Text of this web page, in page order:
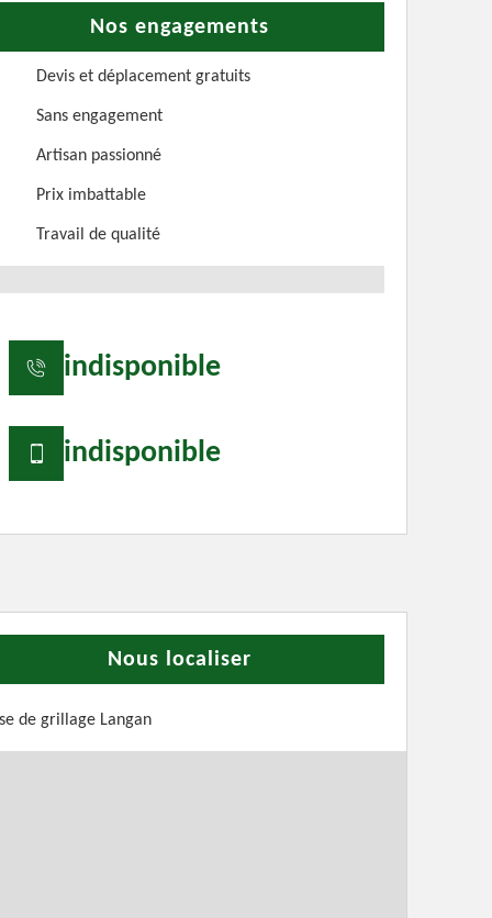
Nos engagements
Devis et déplacement gratuits
Sans engagement
Artisan passionné
Prix imbattable
Travail de qualité
indisponible
indisponible
Nous localiser
de grillage Langan